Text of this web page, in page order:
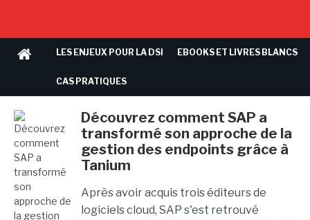
LES ENJEUX POUR LA DSI EBOOKS ET LIVRES BLANCS
CAS PRATIQUES
Découvrez comment SAP a
transformé son approche de la
gestion des endpoints grâce à
Tanium
Après avoir acquis trois éditeurs de
logiciels cloud, SAP s'est retrouvé